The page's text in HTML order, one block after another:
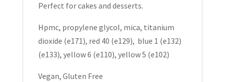
Perfect for cakes and desserts.
Hpmc, propylene glycol, mica, titanium
dioxide (e171), red 40 (e129), blue 1 (e132)
(e133), yellow 6 (e110), yellow 5 (e102)
Vegan, Gluten Free